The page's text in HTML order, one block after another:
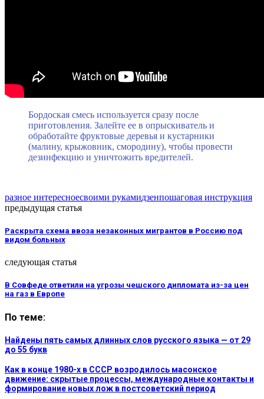
Бордоская смесь используется сразу после
приготовления. Залейте ее в опрыскиватель и
обработайте фруктовые деревья и кустарники
(малину, крыжовник, смородину), чтобы провести
дезинфекцию и уничтожить вредителей.
разное интересноесвоими рукамидзенпошаговая инструкция
предыдущая статья
Раскрыта схема ввоза незаконных мигрантов в Россию под
видом больных
следующая статья
В Совфеде ответили на угрозы чешского дипломата из-за цен
на газ в Европе
По теме:
Найдены пять самых длинных слов русского языка — от 29
до 55 букв
Как в конце 1980-х в СССР возродилось масонское
движение: скрытые процессы, международные контакты и
формирование новых лож в постсоветский период